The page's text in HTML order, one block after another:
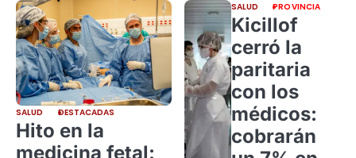
SALUD DESTACADAS
Hito en la
medicina fetal:
SALUD PROVINCIA
Kicillof
cerró la
paritaria
con los
médicos:
cobrarán